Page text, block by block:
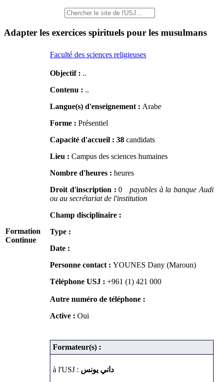
Adapter les exercices spirituels pour les musulmans
Faculté des sciences religieuses
Formation
Continue
Objectif : ..
Contenu : ..
Langue(s) d'enseignement : Arabe
Forme : Présentiel
Capacité d'accueil : 38 candidats
Lieu : Campus des sciences humaines
Nombre d'heures : heures
Droit d'inscription :0 payables à la banque Audi
ou au secrétariat de l'institution
Champ disciplinaire :
Type :
Date :
Personne contact : YOUNES Dany (Maroun)
Téléphone USJ : +961 (1) 421 000
Autre numéro de téléphone :
Active : Oui
Formateur(s) :
à l'USJ : داني يونس